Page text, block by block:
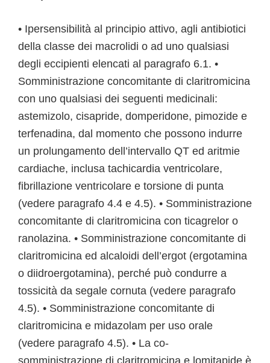
• Ipersensibilità al principio attivo, agli antibiotici
della classe dei macrolidi o ad uno qualsiasi
degli eccipienti elencati al paragrafo 6.1. •
Somministrazione concomitante di claritromicina
con uno qualsiasi dei seguenti medicinali:
astemizolo, cisapride, domperidone, pimozide e
terfenadina, dal momento che possono indurre
un prolungamento dell’intervallo QT ed aritmie
cardiache, inclusa tachicardia ventricolare,
fibrillazione ventricolare e torsione di punta
(vedere paragrafo 4.4 e 4.5). • Somministrazione
concomitante di claritromicina con ticagrelor o
ranolazina. • Somministrazione concomitante di
claritromicina ed alcaloidi dell’ergot (ergotamina
o diidroergotamina), perché può condurre a
tossicità da segale cornuta (vedere paragrafo
4.5). • Somministrazione concomitante di
claritromicina e midazolam per uso orale
(vedere paragrafo 4.5). • La co-
somministrazione di claritromicina e lomitapide è